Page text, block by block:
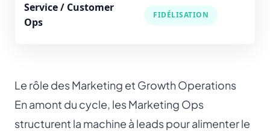
Service / Customer
Ops
FIDÉLISATION
Le rôle des Marketing et Growth Operations
En amont du cycle, les Marketing Ops
structurent la machine à leads pour alimenter le